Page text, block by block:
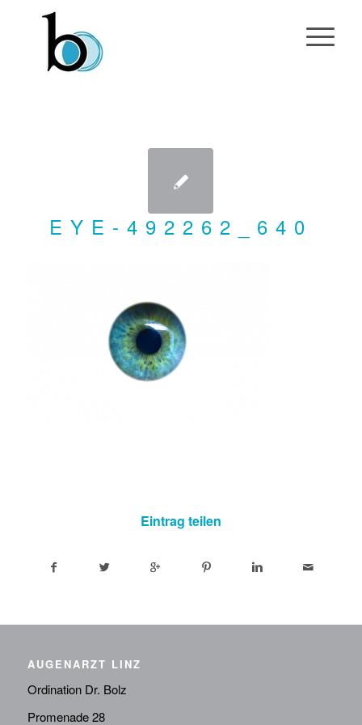
EYE-492262_640
Eintrag teilen
AUGENARZT LINZ
Ordination Dr. Bolz
Promenade 28